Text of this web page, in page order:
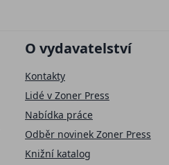
O vydavatelství
Kontakty
Lidé v Zoner Press
Nabídka práce
Odběr novinek Zoner Press
Knižní katalog